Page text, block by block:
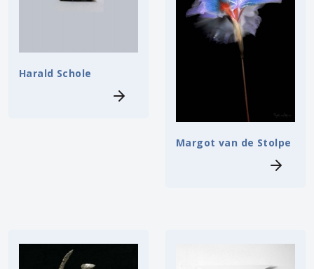
Harald Schole
Margot van de Stolpe